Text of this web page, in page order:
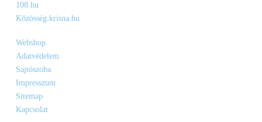
108.hu
Közösség.krisna.hu
Webshop
Adatvédelem
Sajtószoba
Impresszum
Sitemap
Kapcsolat